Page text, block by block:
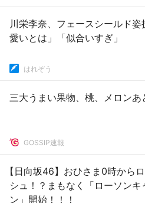
川栄李奈、フェースシールド
愛いとは」「似合いすぎ」
はれぞう
三大うまい果物、桃、メロンあ
GOSSIP速報
【日向坂46】おひさま0時から
シュ！？まもなく「ローソンキ
ン」開始！！！